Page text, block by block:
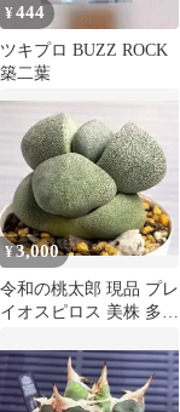
¥444
ツキプロ BUZZ ROCK
築二葉
¥3,000
令和の桃太郎 現品 プレ
イオスピロス 美株 多肉